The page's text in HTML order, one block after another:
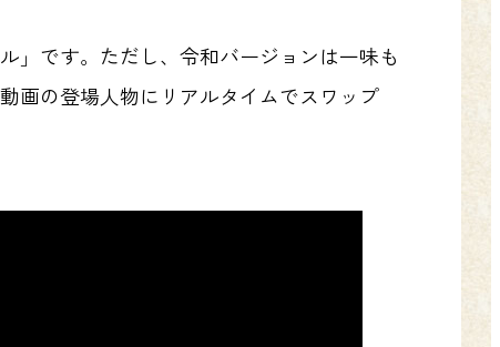
」です。ただし、令和バージョンは一味も
画の登場人物にリアルタイムでスワップ